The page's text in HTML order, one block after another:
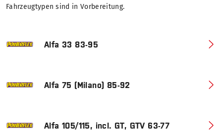
Fahrzeugtypen sind in Vorbereitung.
Alfa 33 83-95
Alfa 75 (Milano) 85-92
Alfa 105/115, incl. GT, GTV 63-77